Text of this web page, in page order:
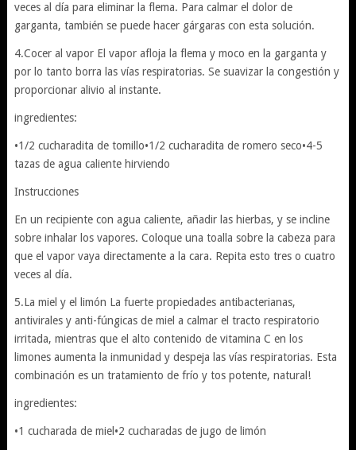
veces al día para eliminar la flema. Para calmar el dolor de
garganta, también se puede hacer gárgaras con esta solución.
4.Cocer al vapor El vapor afloja la flema y moco en la garganta y
por lo tanto borra las vías respiratorias. Se suavizar la congestión y
proporcionar alivio al instante.
ingredientes:
•1/2 cucharadita de tomillo•1/2 cucharadita de romero seco•4-5
tazas de agua caliente hirviendo
Instrucciones
En un recipiente con agua caliente, añadir las hierbas, y se incline
sobre inhalar los vapores. Coloque una toalla sobre la cabeza para
que el vapor vaya directamente a la cara. Repita esto tres o cuatro
veces al día.
5.La miel y el limón La fuerte propiedades antibacterianas,
antivirales y anti-fúngicas de miel a calmar el tracto respiratorio
irritada, mientras que el alto contenido de vitamina C en los
limones aumenta la inmunidad y despeja las vías respiratorias. Esta
combinación es un tratamiento de frío y tos potente, natural!
ingredientes:
•1 cucharada de miel•2 cucharadas de jugo de limón